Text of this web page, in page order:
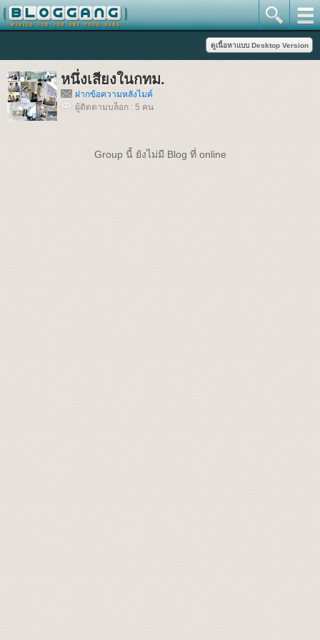
หนึ่งเสียงในกทม.
ฝากข้อความหลังไมค์
ผู้ติดตามบล็อก : 5 คน
Group นี้ ยังไม่มี Blog ที่ online